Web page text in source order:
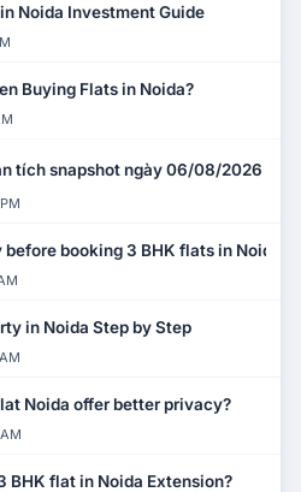
Noida Investment Guide
Buying Flats in Noida?
tích snapshot ngày 06/08/2026
booking 3 BHK flats in Noida?
in Noida Step by Step
Noida offer better privacy?
BHK flat in Noida Extension?